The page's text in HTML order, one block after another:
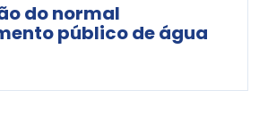
do normal
público de água